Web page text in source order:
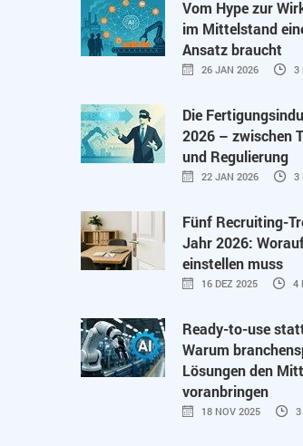
Vom Hype zur
im Mittelstand
Ansatz braucht
26 JAN 2026 3
Die
2026 – zwischen
und Regulierung
22 JAN 2026 3
Fünf Recruiting-
Jahr 2026:
einstellen muss
16 DEZ 2025 4
Ready-to-use
Warum
Lösungen den
voranbringen
18 NOV 2025